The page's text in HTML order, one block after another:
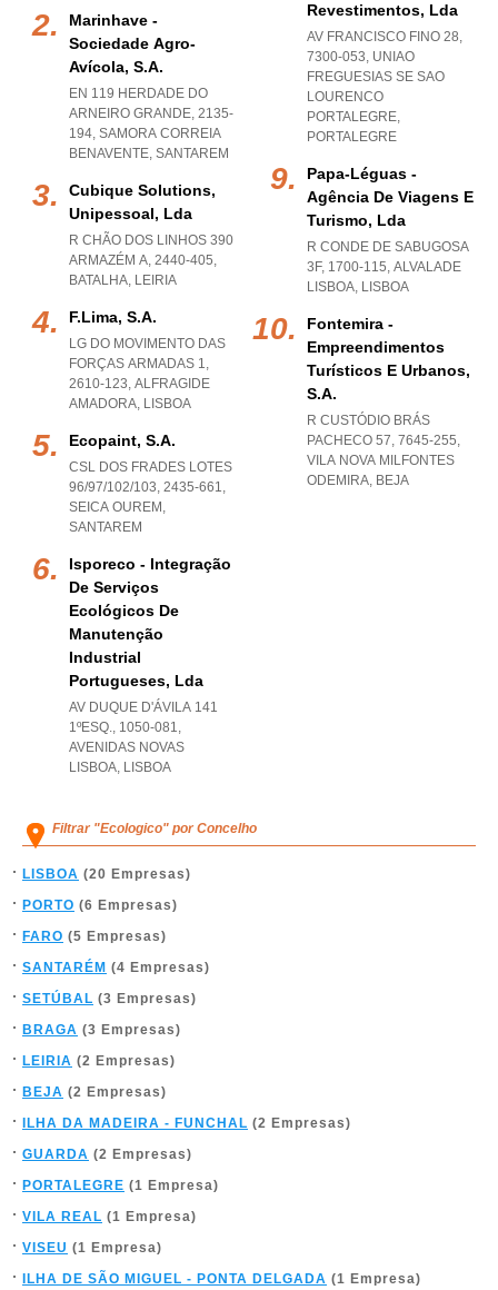
Marinhave -
Sociedade Agro-
Avícola, S.a.
EN 119 HERDADE DO
ARNEIRO GRANDE, 2135-
194, SAMORA CORREIA
BENAVENTE, SANTAREM
Cubique Solutions,
Unipessoal, Lda
R CHÃO DOS LINHOS 390
ARMAZÉM A, 2440-405,
BATALHA, LEIRIA
F.lima, S.a.
LG DO MOVIMENTO DAS
FORÇAS ARMADAS 1,
2610-123, ALFRAGIDE
AMADORA, LISBOA
Ecopaint, S.a.
CSL DOS FRADES LOTES
96/97/102/103, 2435-661,
SEICA OUREM ,
SANTAREM
Isporeco - Integração
De Serviços
Ecológicos De
Manutenção
Industrial
Portugueses, Lda
AV DUQUE D'ÁVILA 141
1ºESQ., 1050-081,
AVENIDAS NOVAS
LISBOA, LISBOA
Revestimentos, Lda
AV FRANCISCO FINO 28,
7300-053, UNIAO
FREGUESIAS SE SAO
LOURENCO
PORTALEGRE,
PORTALEGRE
Papa-Léguas -
Agência De Viagens E
Turismo, Lda
R CONDE DE SABUGOSA
3F, 1700-115, ALVALADE
LISBOA, LISBOA
Fontemira -
Empreendimentos
Turísticos E Urbanos,
S.a.
R CUSTÓDIO BRÁS
PACHECO 57, 7645-255,
VILA NOVA MILFONTES
ODEMIRA, BEJA
Filtrar "Ecologico" por Concelho
LISBOA (20 Empresas)
PORTO (6 Empresas)
FARO (5 Empresas)
SANTARÉM (4 Empresas)
SETÚBAL (3 Empresas)
BRAGA (3 Empresas)
LEIRIA (2 Empresas)
BEJA (2 Empresas)
ILHA DA MADEIRA - FUNCHAL (2 Empresas)
GUARDA (2 Empresas)
PORTALEGRE (1 Empresa)
VILA REAL (1 Empresa)
VISEU (1 Empresa)
ILHA DE SÃO MIGUEL - PONTA DELGADA (1 Empresa)